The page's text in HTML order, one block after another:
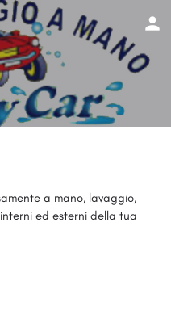
a mano, lavaggio,
ed esterni della tua